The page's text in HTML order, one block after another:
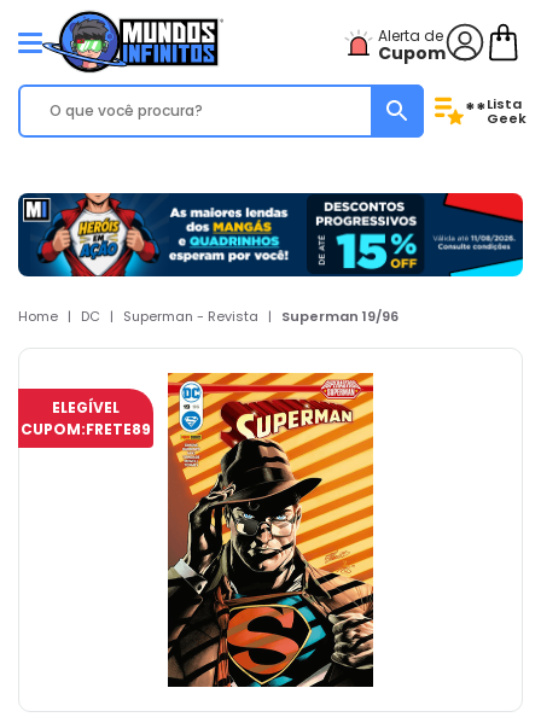
Alerta de
Cupom
**Lista
Geek
Home | DC | Superman - Revista | Superman 19/96
ELEGÍVEL
CUPOM:FRETE89